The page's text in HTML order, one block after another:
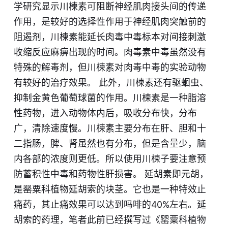
学研究显示川楝素可阻断神经肌肉接头间的传递
作用，是较好的选择性作用于神经肌肉突触前的
阻遏剂，川楝素能延长肉毒中毒标本对间接刺激
收缩反应麻痹出现的时间。肉毒素中毒虽然没有
特殊的解毒剂，但川楝素对肉毒中毒的实验动物
有较好的治疗效果。 此外，川楝素还有驱蛔虫、
抑制金黄色葡萄球菌的作用。川楝素是一种脂溶
性药物，进入动物体内后，吸收分布快，分布
广，清除速度慢。川楝素主要分布在肝、胆和十
二指肠，脾、肾虽然也有分布，但是含量少，脑
内各部的浓度则更低。所以使用川楝子要注意预
防蓄积性中毒和药物性肝损害。 延胡素即元胡，
是罂粟科植物延胡索的块茎。它也是一种特效止
痛药，其止痛效果可以达到吗啡的40%左右。延
胡索的药理，笔者此前已经撰写过 《罂粟科植物